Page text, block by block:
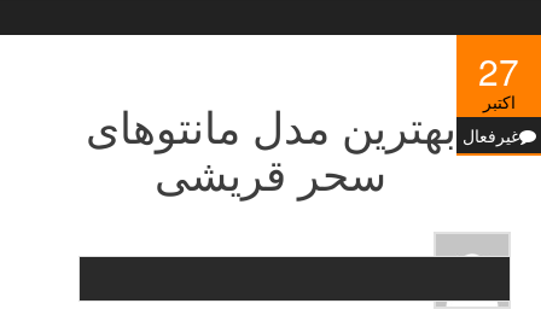
27
اکتبر
غیرفعال بهترین مدل مانتوهای
سحر قریشی